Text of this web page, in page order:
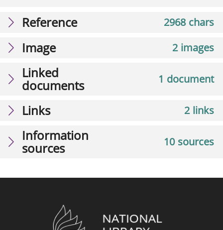
2968 chars
Reference
2 images
Image
1 document
Linked
documents
2 links
Links
10 sources
Information
sources